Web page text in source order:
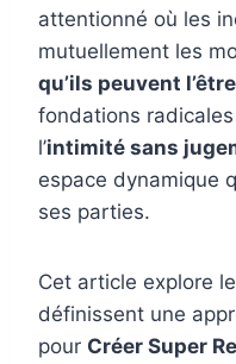
attentionné où les
mutuellement les
qu’ils peuvent l’être
fondations
l’intimité sans
espace dynamique
ses parties.
Cet article explore
définissent une
pour Créer Super